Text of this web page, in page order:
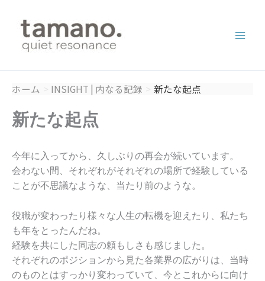
ホーム INSIGHT | 内なる記録 新たな起点
新たな起点
今年に入ってから、久しぶりの再会が続いています。
会わない間、それぞれがそれぞれの場所で経験している
ことが不思議なような、当たり前のような。
役職が変わったり様々な人生の転機を迎えたり、私たち
も年をとったんだね。
経験を共にした同志の頼もしさも感じました。
それぞれのポジションから見た各業界の広がりは、当時
のものとはすっかり変わっていて、今とこれからに向け